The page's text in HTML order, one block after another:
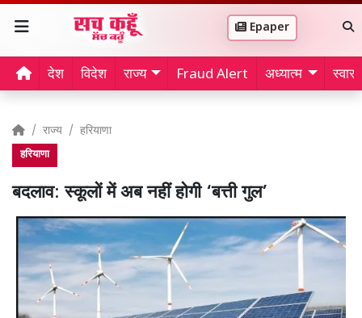
Epaper
देश विदेश राज्य Fraud Alert अध्यात्म
राज्य हरियाणा
हरियाणा
बदलाव: स्कूलों में अब नहीं होगी ‘बत्ती गुल’